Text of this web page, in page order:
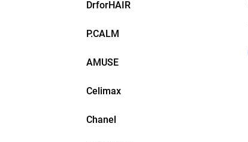
DrforHAIR
P.CALM
AMUSE
Celimax
Chanel